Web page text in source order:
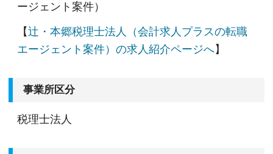
ージェント案件）
【辻・本郷税理士法人（会計求人プラスの転職
エージェント案件）の求人紹介ページへ】
事業所区分
税理士法人